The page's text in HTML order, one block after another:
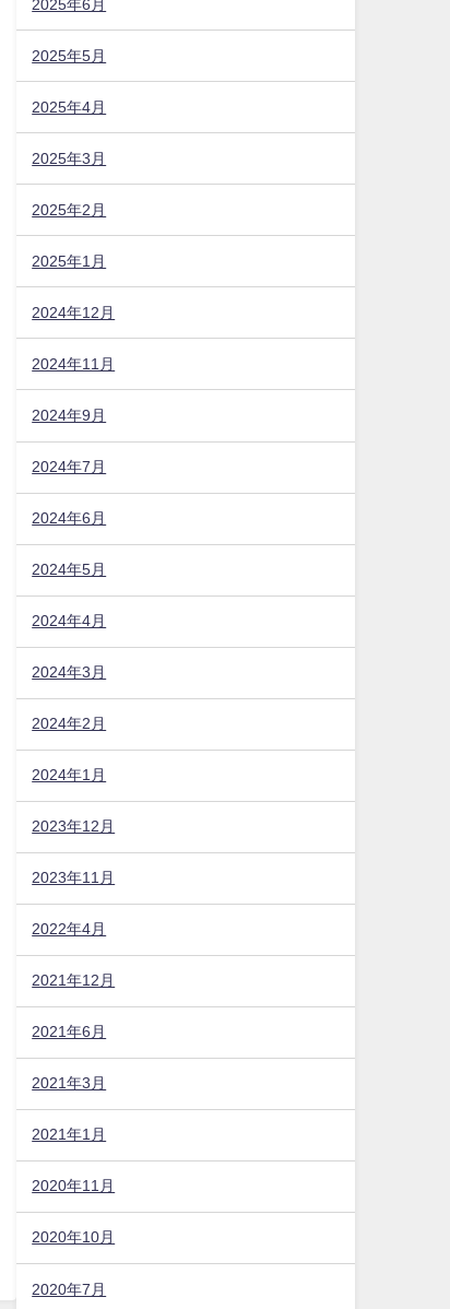
2025年6月
2025年5月
2025年4月
2025年3月
2025年2月
2025年1月
2024年12月
2024年11月
2024年9月
2024年7月
2024年6月
2024年5月
2024年4月
2024年3月
2024年2月
2024年1月
2023年12月
2023年11月
2022年4月
2021年12月
2021年6月
2021年3月
2021年1月
2020年11月
2020年10月
2020年7月